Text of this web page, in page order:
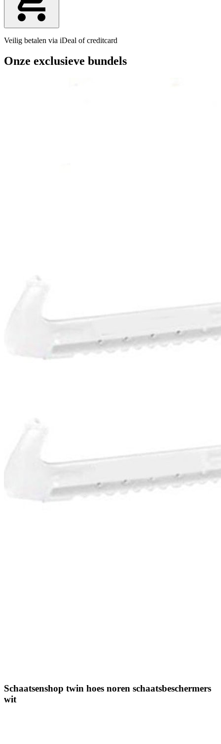
Veilig betalen via iDeal of creditcard
Onze exclusieve bundels
Schaatsenshop twin hoes noren schaatsbeschermers
wit